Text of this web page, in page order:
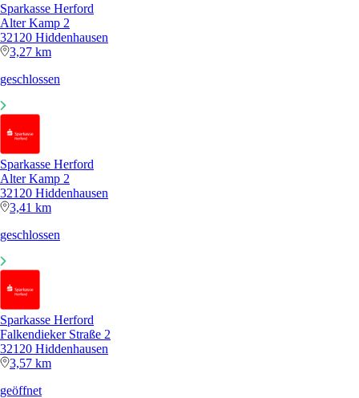
Sparkasse Herford
Alter Kamp 2
32120 Hiddenhausen
3,27 km
geschlossen
Sparkasse Herford
Alter Kamp 2
32120 Hiddenhausen
3,41 km
geschlossen
Sparkasse Herford
Falkendieker Straße 2
32120 Hiddenhausen
3,57 km
geöffnet